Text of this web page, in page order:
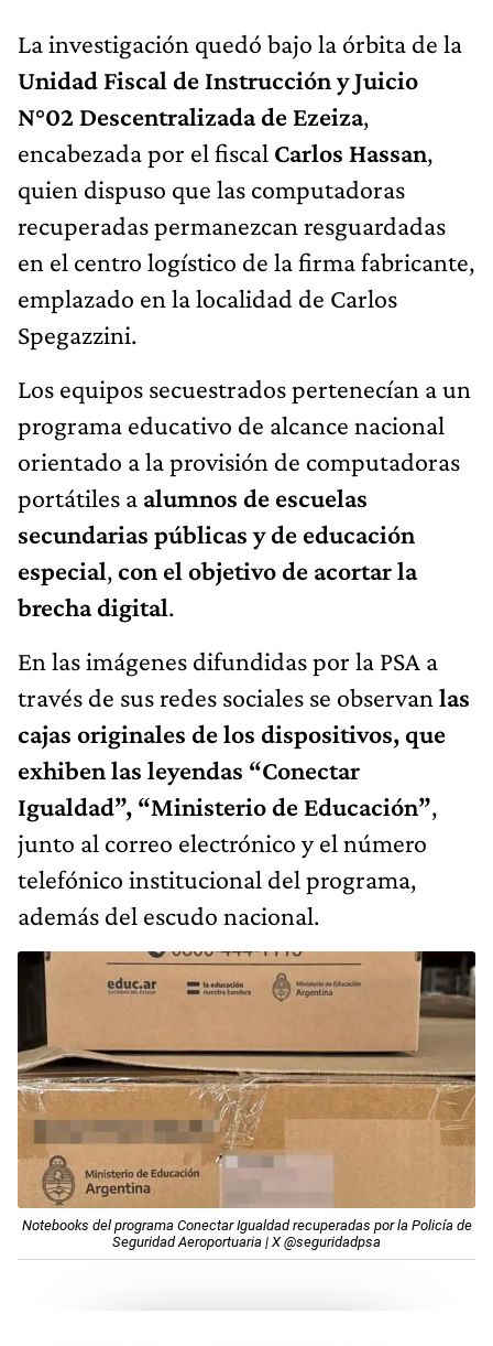
La investigación quedó bajo la órbita de la
Unidad Fiscal de Instrucción y Juicio
N°02 Descentralizada de Ezeiza,
encabezada por el fiscal Carlos Hassan,
quien dispuso que las computadoras
recuperadas permanezcan resguardadas
en el centro logístico de la firma fabricante,
emplazado en la localidad de Carlos
Spegazzini.
Los equipos secuestrados pertenecían a un
programa educativo de alcance nacional
orientado a la provisión de computadoras
portátiles a alumnos de escuelas
secundarias públicas y de educación
especial,con el objetivo de acortar la
brecha digital.
En las imágenes difundidas por la PSA a
través de sus redes sociales se observan las
cajas originales de los dispositivos, que
exhiben las leyendas “Conectar
Igualdad”, “Ministerio de Educación”,
junto al correo electrónico y el número
telefónico institucional del programa,
además del escudo nacional.
Notebooks del programa Conectar Igualdad recuperadas por la Policía de
Seguridad Aeroportuaria | X @seguridadpsa